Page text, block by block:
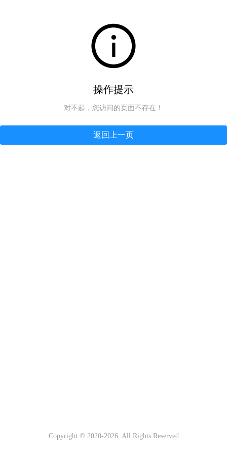
操作提示
对不起，您访问的页面不存在！
返回上一页
Copyright © 2020-2026. All Rights Reserved